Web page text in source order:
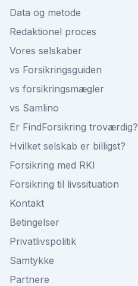
Data og metode
Redaktionel proces
Vores selskaber
vs Forsikringsguiden
vs forsikringsmægler
vs Samlino
Er FindForsikring troværdig?
Hvilket selskab er billigst?
Forsikring med RKI
Forsikring til livssituation
Kontakt
Betingelser
Privatlivspolitik
Samtykke
Partnere